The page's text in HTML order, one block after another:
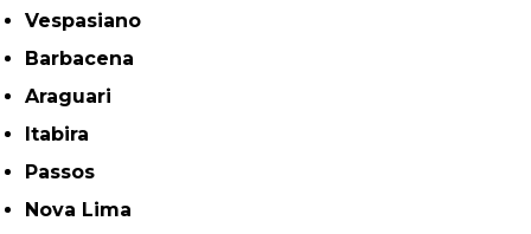
Vespasiano
Barbacena
Araguari
Itabira
Passos
Nova Lima